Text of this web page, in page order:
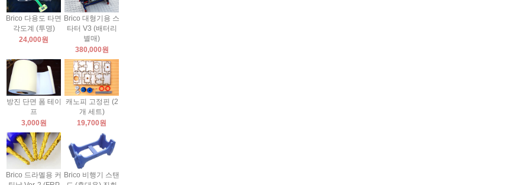
Brico 다용도 타면
각도계 (투명)
24,000원
Brico 대형기용 스
타터 V3 (배터리
별매)
380,000원
방진 단면 폼 테이
프
3,000원
캐노피 고정핀 (2
개 세트)
19,700원
Brico 드라멜용 커
Brico 비행기 스탠